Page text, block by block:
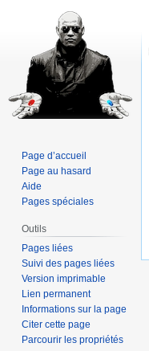
Page d’accueil
Page au hasard
Aide
Pages spéciales
Outils
Pages liées
Suivi des pages liées
Version imprimable
Lien permanent
Informations sur la page
Citer cette page
Parcourir les propriétés